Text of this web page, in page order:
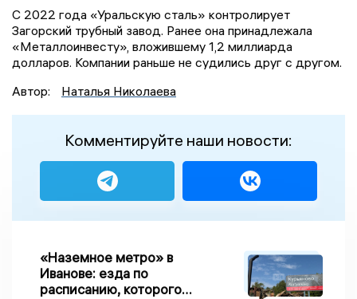
С 2022 года «Уральскую сталь» контролирует
Загорский трубный завод. Ранее она принадлежала
«Металлоинвесту», вложившему 1,2 миллиарда
долларов. Компании раньше не судились друг с другом.
Автор:
Наталья Николаева
Комментируйте наши новости:
«Наземное метро» в
Иванове: езда по
расписанию, которого